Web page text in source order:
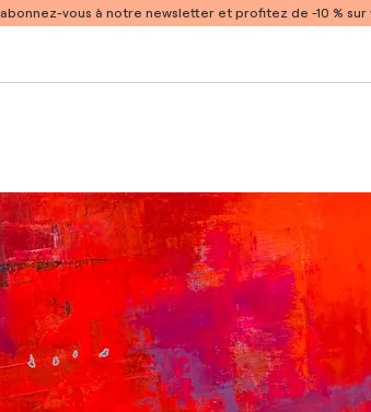
abonnez-vous à notre newsletter et profitez de -10 %